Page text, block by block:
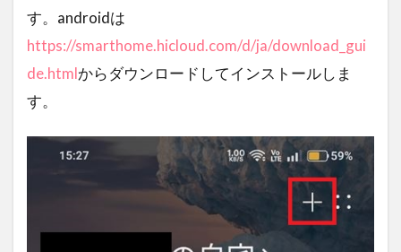
す。androidは
https://smarthome.hicloud.com/d/ja/download_gui
de.htmlからダウンロードしてインストールしま
す。